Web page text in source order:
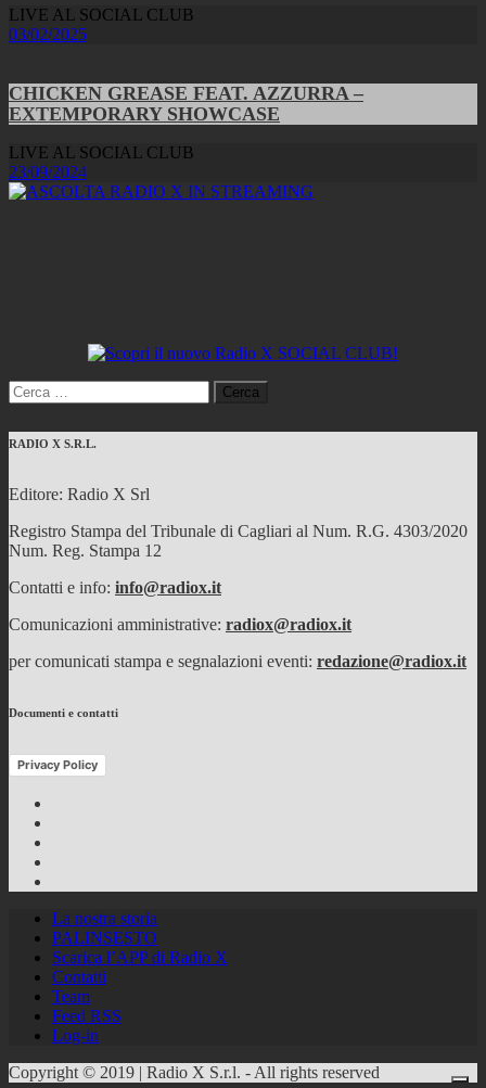
LIVE AL SOCIAL CLUB
03/02/2025
CHICKEN GREASE FEAT. AZZURRA –
EXTEMPORARY SHOWCASE
LIVE AL SOCIAL CLUB
23/09/2024
Ricerca
per:
RADIO X S.R.L.
Editore: Radio X Srl
Registro Stampa del Tribunale di Cagliari al Num. R.G. 4303/2020
Num. Reg. Stampa 12
Contatti e info: info@radiox.it
Comunicazioni amministrative: radiox@radiox.it
per comunicati stampa e segnalazioni eventi: redazione@radiox.it
Documenti e contatti
Privacy Policy
La nostra storia
PALINSESTO
Scarica l’APP di Radio X
Contatti
Team
Feed RSS
Log-in
Copyright © 2019 | Radio X S.r.l. - All rights reserved